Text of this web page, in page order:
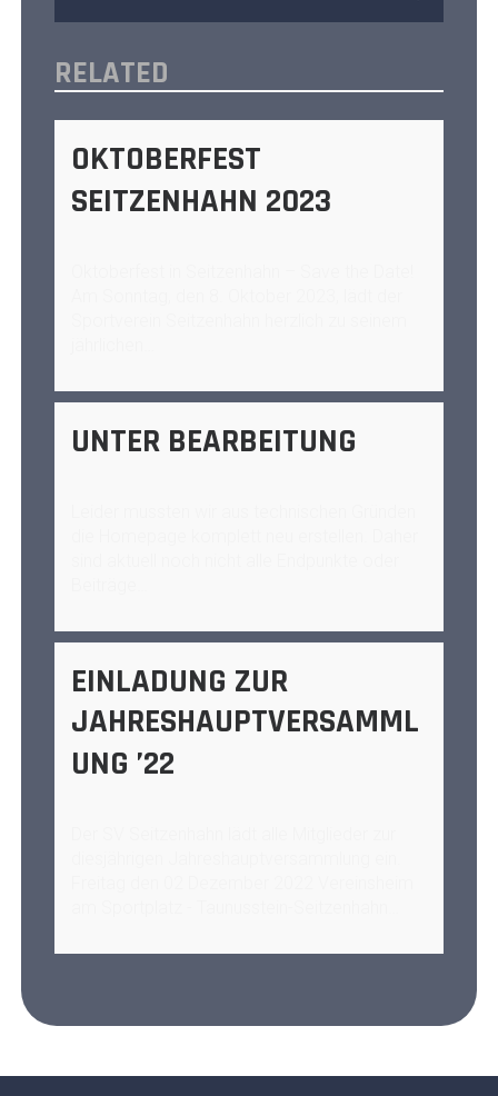
RELATED
OKTOBERFEST
SEITZENHAHN 2023
UNTER BEARBEITUNG
EINLADUNG ZUR
JAHRESHAUPTVERSAMML
UNG ’22